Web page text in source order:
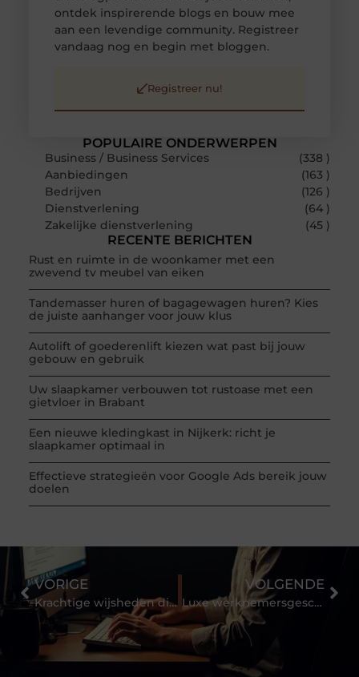
POPULAIRE ONDERWERPEN
Business / Business Services
(338 )
Aanbiedingen
(163 )
Bedrijven
(126 )
Dienstverlening
(64 )
Zakelijke dienstverlening
(45 )
RECENTE BERICHTEN
Rust en ruimte in de woonkamer met een
zwevend tv meubel van eiken
Tandemasser huren of bagagewagen huren? Kies
de juiste aanhanger voor jouw klus
Autolift of goederenlift kiezen wat past bij jouw
gebouw en gebruik
Uw slaapkamer verbouwen tot rustoase met een
gietvloer in Brabant
Een nieuwe kledingkast in Nijkerk: richt je
slaapkamer optimaal in
Effectieve strategieën voor Google Ads bereik jouw
doelen
ontdek inspirerende blogs en bouw mee
aan een levendige community. Registreer
vandaag nog en begin met bloggen.
Registreer nu!
VORIGE
Krachtige wijsheden die alle ouders zouden moeten nastreven
VOLGENDE
Luxe werknemersgeschenken die geweldig zijn!